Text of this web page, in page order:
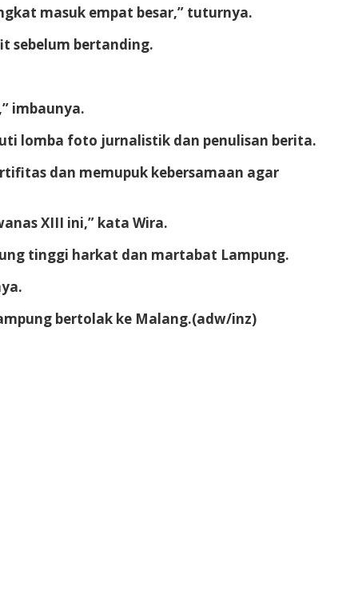
masuk empat besar,” tuturnya.
sebelum bertanding.
imbaunya.
lomba foto jurnalistik dan penulisan berita.
dan memupuk kebersamaan agar
XIII ini,” kata Wira.
tinggi harkat dan martabat Lampung.
bertolak ke Malang.(adw/inz)